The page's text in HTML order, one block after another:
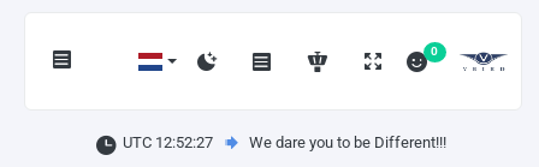
0
UTC 12:52:27 We dare you to be Different!!!